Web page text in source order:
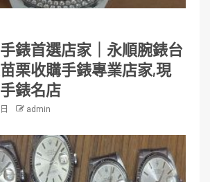
錶首選店家｜永順腕錶台
栗收購手錶專業店家,現
錶名店
admin